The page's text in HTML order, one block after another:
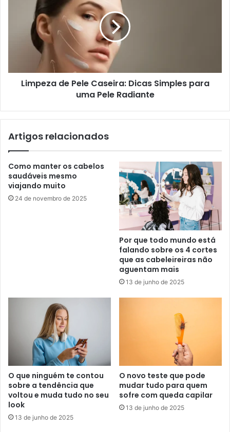
Limpeza de Pele Caseira: Dicas Simples para
uma Pele Radiante
Artigos relacionados
Como manter os cabelos
saudáveis mesmo
viajando muito
24 de novembro de 2025
Por que todo mundo está
falando sobre os 4 cortes
que as cabeleireiras não
aguentam mais
13 de junho de 2025
O que ninguém te contou
sobre a tendência que
voltou e muda tudo no seu
look
13 de junho de 2025
O novo teste que pode
mudar tudo para quem
sofre com queda capilar
13 de junho de 2025